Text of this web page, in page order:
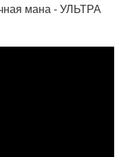
мана - УЛЬТРА